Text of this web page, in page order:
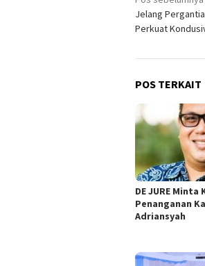
pos
Jelang
Perkuat
POS TERKAIT
DE JURE Minta
Penanganan
Adriansyah